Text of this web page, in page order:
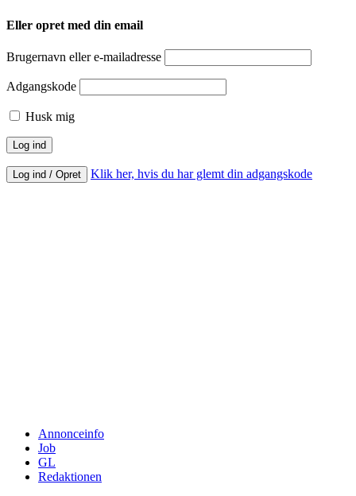
Eller opret med din email
Brugernavn eller e-mailadresse
Adgangskode
Husk mig
Log ind / Opret Klik her, hvis du har glemt din adgangskode
Annonceinfo
Job
GL
Redaktionen